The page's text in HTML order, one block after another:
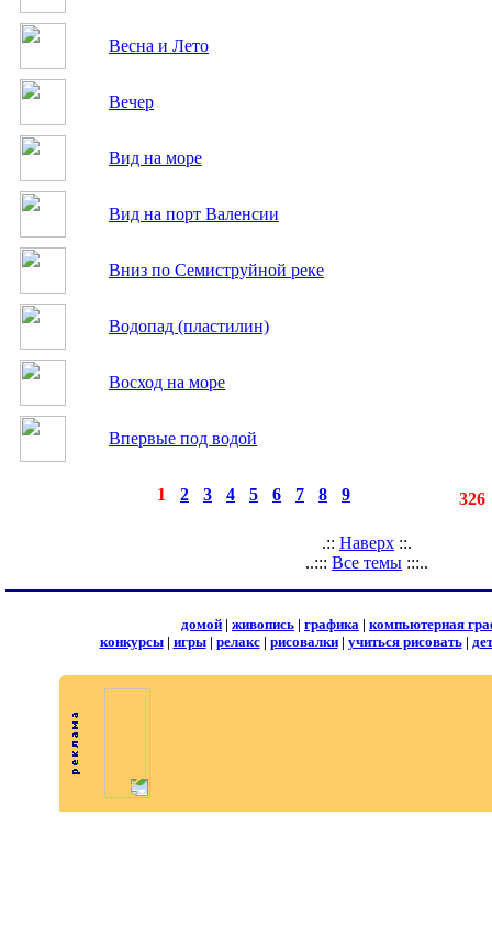
Весна и Лето
Вечер
Вид на море
Вид на порт Валенсии
Вниз по Семиструйной реке
Водопад (пластилин)
Восход на море
Впервые под водой
1 2 3 4 5 6 7 8 9 326
.:: Наверх ::.
..::: Все темы :::..
домой | живопись | графика | компьютерная
конкурсы| игры| релакс| рисовалки| учиться рисовать|